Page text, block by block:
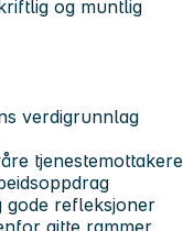
og muntlig
verdigrunnlag
tjenestemottakere
gode refleksjoner
gitte rammer